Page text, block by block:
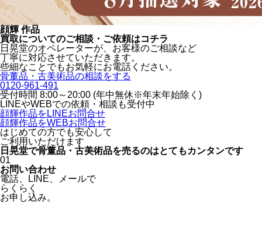
顔輝 作品
買取についてのご相談・ご依頼はコチラ
日晃堂のオペレーターが、お客様のご相談など
丁寧に対応させていただきます。
些細なことでもお気軽にお電話ください。
骨董品・古美術品の相談をする
0120-961-491
受付時間 8:00～20:00 (年中無休※年末年始除く)
LINEやWEBでの依頼・相談も受付中
顔輝作品をLINEお問合せ
顔輝作品をWEBお問合せ
はじめての方でも安心して
ご利用いただけます
日晃堂で骨董品・古美術品を売るのはとても カンタンです
01
お問い合わせ
電話、
LINE、
メールで
らくらく
お申し込み。